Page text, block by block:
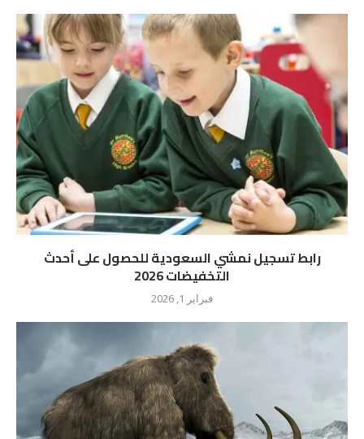
رابط تسجيل نمشي السعودية للحصول على أحدث
التخفيضات 2026
فبراير 1, 2026